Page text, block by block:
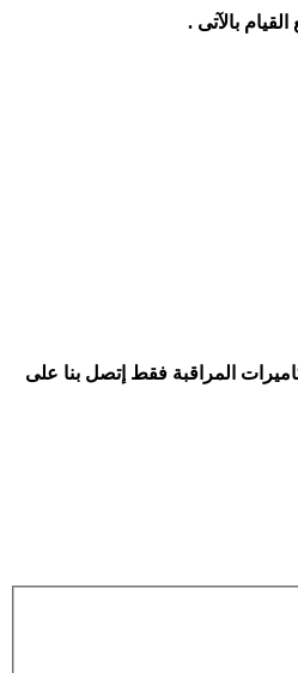
بالآتى .
المراقبة فقط إتصل بنا على